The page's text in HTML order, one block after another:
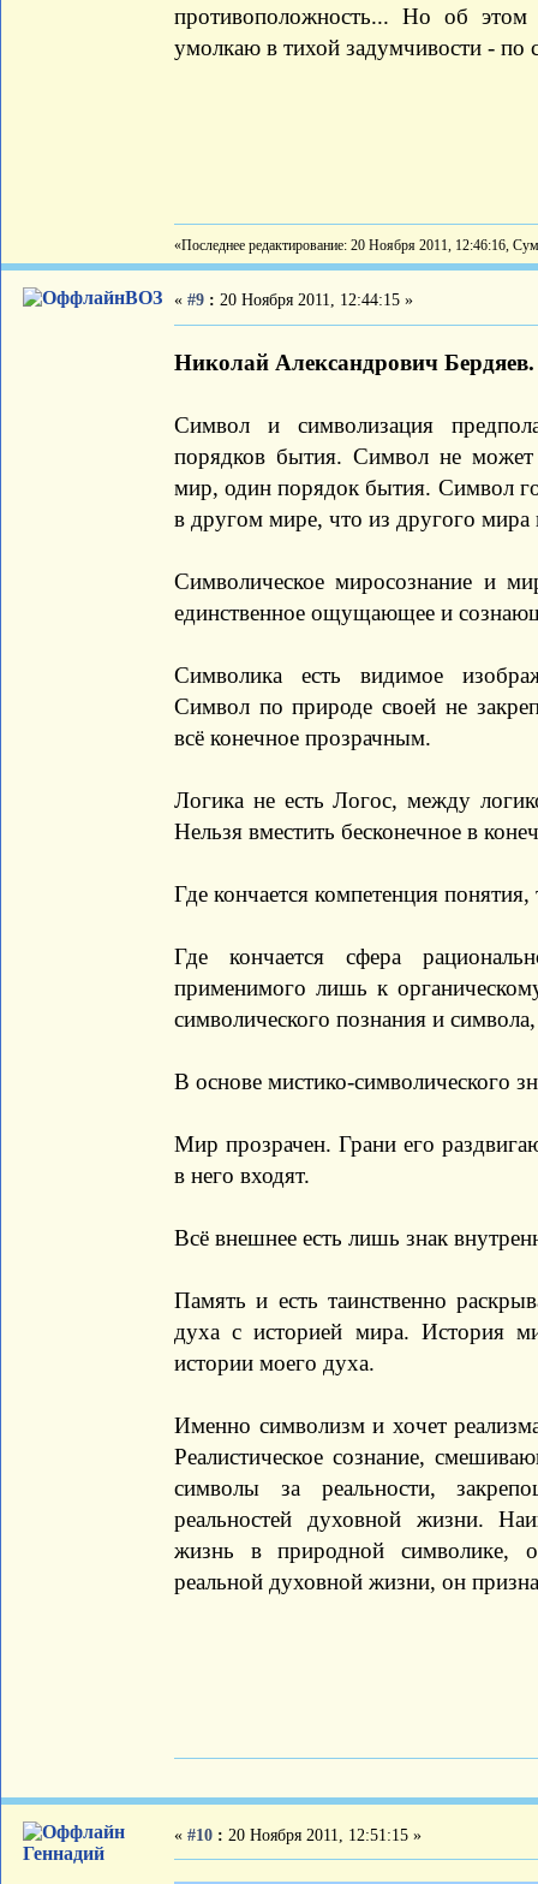
противоположность... Но об
умолкаю в тихой задумчивости - по
«Последнее редактирование: 20 Ноября 2011, 12:46:16,
ВОЗ « #9 : 20 Ноября 2011, 12:44:15 »
Николай Александрович Бердяев.
Символ и символизация
порядков бытия. Символ не может
мир, один порядок бытия. Символ
в другом мире, что из другого мира
Символическое миросознание и
единственное ощущающее и
Символика есть видимое
Символ по природе своей не
всё конечное прозрачным.
Логика не есть Логос, между
Нельзя вместить бесконечное в
Где кончается компетенция
Где кончается сфера
применимого лишь к
символического познания и
В основе мистико-символического
Мир прозрачен. Грани его
в него входят.
Всё внешнее есть лишь знак
Память и есть таинственно
духа с историей мира. История
истории моего духа.
Именно символизм и хочет
Реалистическое сознание,
символы за реальности,
реальностей духовной жизни.
жизнь в природной символике,
реальной духовной жизни, он
Геннадий
« #10 : 20 Ноября 2011, 12:51:15 »